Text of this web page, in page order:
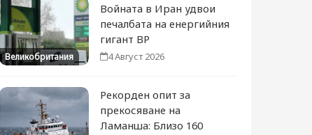
Великобритания
Войната в Иран удвои
печалбата на енергийния
гигант BP
4 Август 2026
Рекорден опит за
прекосяване на
Ламанша: Близо 160